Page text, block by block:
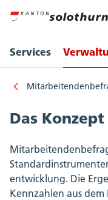
Services
Das Konzept
entwicklung. Die
Kennzahlen aus